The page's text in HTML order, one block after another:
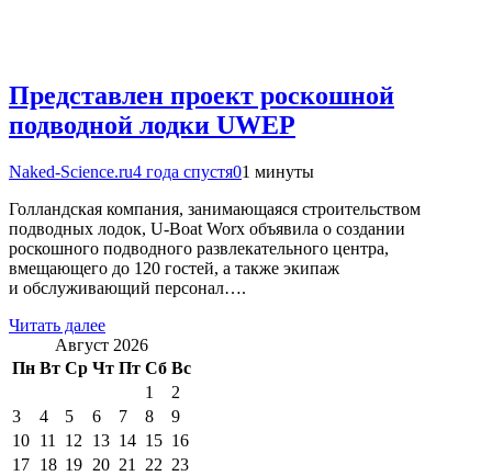
Представлен проект роскошной
подводной лодки UWEP
Naked-Science.ru4 года спустя01 минуты
Голландская компания, занимающаяся строительством
подводных лодок, U-Boat Worx объявила о создании
роскошного подводного развлекательного центра,
вмещающего до 120 гостей, а также экипаж
и обслуживающий персонал….
Читать далее
Август 2026
Пн Вт Ср Чт Пт Сб Вс
1
2
3
4 5 6 7 8
9
10 11 12 13 14 15 16
17 18 19 20 21 22 23